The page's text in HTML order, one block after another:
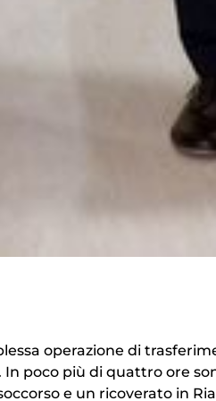
operazione di
poco più di quattro ore
e un ricoverato in